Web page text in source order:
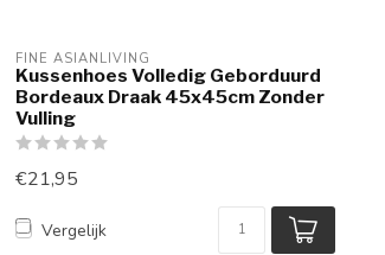
FINE ASIANLIVING
Kussenhoes Volledig Geborduurd
Bordeaux Draak 45x45cm Zonder
Vulling
€21,95
Vergelijk